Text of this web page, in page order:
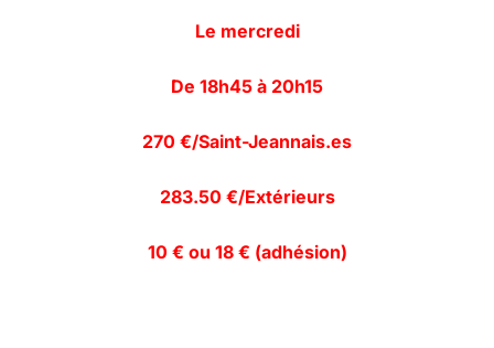
Le mercredi
De 18h45 à 20h15
270 €/Saint-Jeannais.es
283.50 €/Extérieurs
10 € ou 18 € (adhésion)